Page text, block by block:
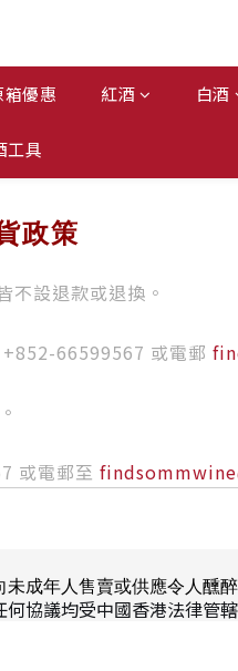
箱優惠 紅酒 白酒
工具
政策
不設退款或退換。
+852-66599567 或電郵
或電郵至
成年人售賣或供應令人醺醉
協議均受中國香港法律管